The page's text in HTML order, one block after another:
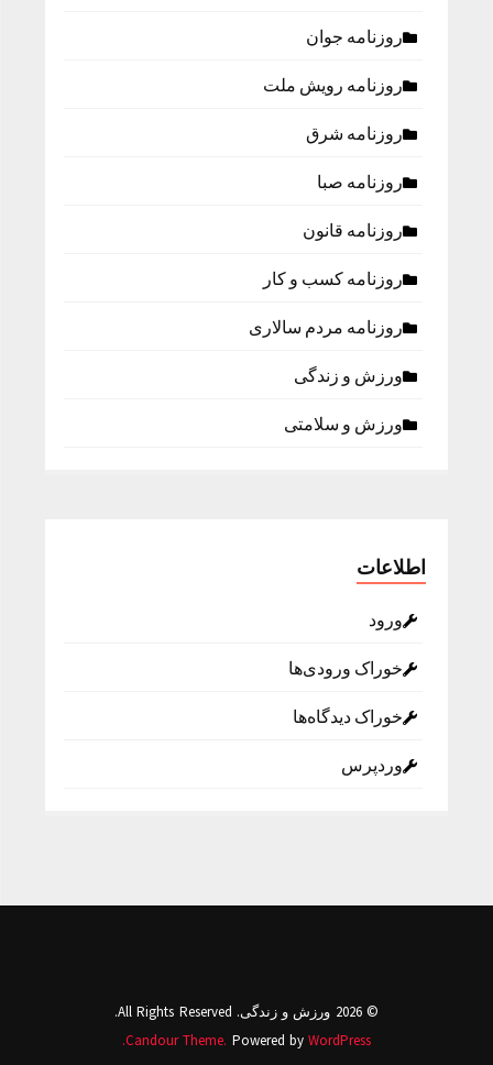
روزنامه جوان
روزنامه رویش ملت
روزنامه شرق
روزنامه صبا
روزنامه قانون
روزنامه كسب و كار
روزنامه مردم سالاری
ورزش و زندگی
ورزش و سلامتی
اطلاعات
ورود
خوراک ورودی‌ها
خوراک دیدگاه‌ها
وردپرس
© 2026 ورزش و زندگی. All Rights Reserved.
Candour Theme. Powered byWordPress.